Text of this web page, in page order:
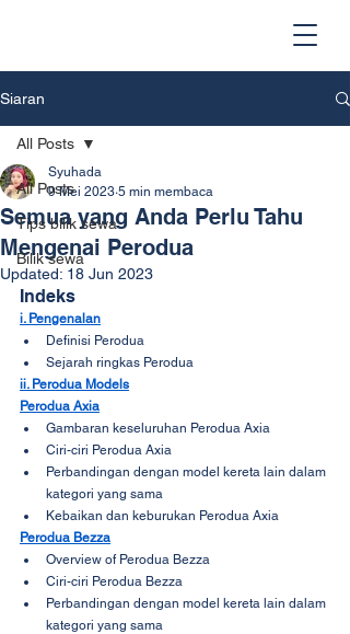
Siaran
All Posts
Tips bilik sewa
Bilik sewa
All Posts
Semua yang Anda Perlu Tahu
Mengenai Perodua
Syuhada
9 Mei 2023 5 min membaca
Updated: 18 Jun 2023
Indeks
i. Pengenalan
Definisi Perodua
Sejarah ringkas Perodua
ii. Perodua Models
Perodua Axia
Gambaran keseluruhan Perodua Axia
Ciri-ciri Perodua Axia
Perbandingan dengan model kereta lain dalam
kategori yang sama
Kebaikan dan keburukan Perodua Axia
Perodua Bezza
Overview of Perodua Bezza
Ciri-ciri Perodua Bezza
Perbandingan dengan model kereta lain dalam
kategori yang sama